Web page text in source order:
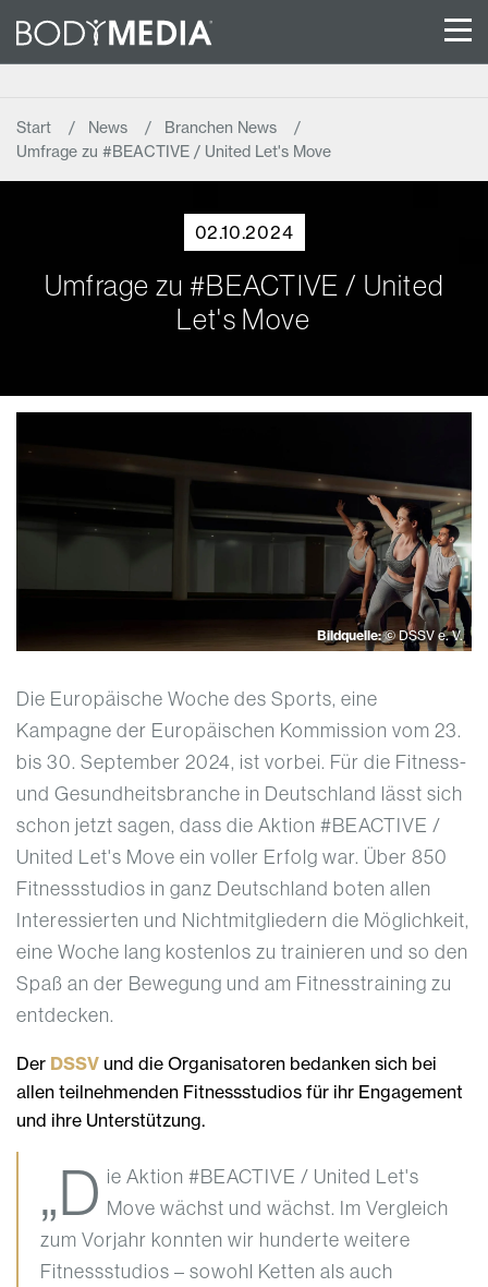
Start News
Branchen News
Umfrage zu #BEACTIVE / United Let's Move
02.10.2024
Umfrage zu #BEACTIVE / United
Let's Move
Bildquelle:© DSSV e. V.
Die Europäische Woche des Sports, eine
Kampagne der Europäischen Kommission vom 23.
bis 30. September 2024, ist vorbei. Für die Fitness-
und Gesundheitsbranche in Deutschland lässt sich
schon jetzt sagen, dass die Aktion #BEACTIVE /
United Let's Move ein voller Erfolg war. Über 850
Fitnessstudios in ganz Deutschland boten allen
Interessierten und Nichtmitgliedern die Möglichkeit,
eine Woche lang kostenlos zu trainieren und so den
Spaß an der Bewegung und am Fitnesstraining zu
entdecken.
Der DSSV und die Organisatoren bedanken sich bei
allen teilnehmenden Fitnessstudios für ihr Engagement
und ihre Unterstützung.
„D ie Aktion #BEACTIVE / United Let's
Move wächst und wächst. Im Vergleich
zum Vorjahr konnten wir hunderte weitere
Fitnessstudios – sowohl Ketten als auch